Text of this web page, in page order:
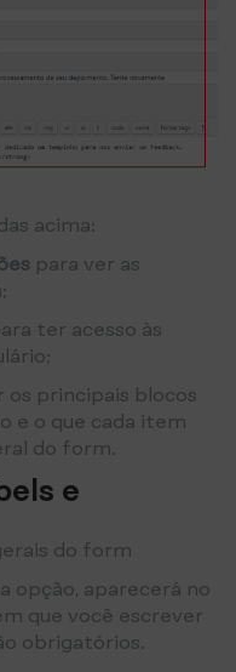
acima:
para ver as
ter acesso às
os principais blocos
e o que cada item
do form.
e
do form
opção, aparecerá no
que você escrever
obrigatórios.